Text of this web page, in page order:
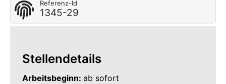
Referenz-Id
1345-29
Stellendetails
Arbeitsbeginn: ab sofort